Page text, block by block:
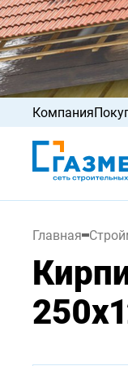
Компания
Главная